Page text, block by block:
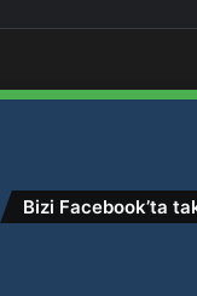
Bizi Facebook’ta